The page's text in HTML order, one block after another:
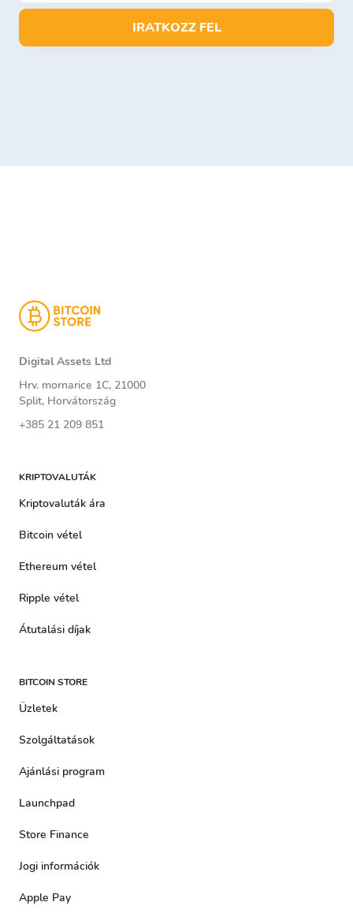
IRATKOZZ FEL
Digital Assets Ltd
Hrv. mornarice 1C, 21000
Split, Horvátország
+385 21 209 851
KRIPTOVALUTÁK
Kriptovaluták ára
Bitcoin vétel
Ethereum vétel
Ripple vétel
Átutalási díjak
BITCOIN STORE
Üzletek
Szolgáltatások
Ajánlási program
Launchpad
Store Finance
Jogi információk
Apple Pay